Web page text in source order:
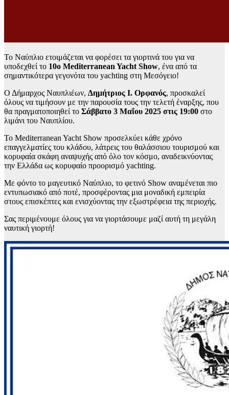
Το Ναύπλιο ετοιμάζεται να φορέσει τα γιορτινά του για να
υποδεχθεί το 10ο Mediterranean Yacht Show, ένα από τα
σημαντικότερα γεγονότα του yachting στη Μεσόγειο!
Ο Δήμαρχος Ναυπλιέων, Δημήτριος Ι. Ορφανός, προσκαλεί
όλους να τιμήσουν με την παρουσία τους την τελετή έναρξης, που
θα πραγματοποιηθεί το Σάββατο 3 Μαΐου 2025 στις 19:00 στο
λιμάνι του Ναυπλίου.
Το Mediterranean Yacht Show προσελκύει κάθε χρόνο
επαγγελματίες του κλάδου, λάτρεις του θαλάσσιου τουρισμού και
κορυφαία σκάφη αναψυχής από όλο τον κόσμο, αναδεικνύοντας
την Ελλάδα ως κορυφαίο προορισμό yachting.
Με φόντο το μαγευτικό Ναύπλιο, το φετινό Show αναμένεται πιο
εντυπωσιακό από ποτέ, προσφέροντας μια μοναδική εμπειρία
στους επισκέπτες και ενισχύοντας την εξωστρέφεια της περιοχής.
Σας περιμένουμε όλους για να γιορτάσουμε μαζί αυτή τη μεγάλη
ναυτική γιορτή!